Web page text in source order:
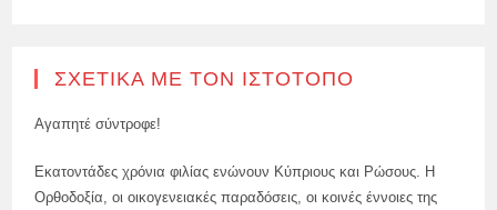
ΣΧΕΤΙΚΆ ΜΕ ΤΟΝ ΙΣΤΌΤΟΠΟ
Αγαπητέ σύντροφε!
Εκατοντάδες χρόνια φιλίας ενώνουν Κύπριους και Ρώσους. Η
Ορθοδοξία, οι οικογενειακές παραδόσεις, οι κοινές έννοιες της